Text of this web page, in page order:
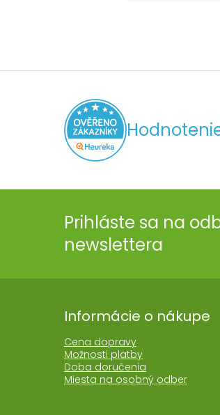
Prihláste sa na
newslettera
Informácie o nákupe
Cena dopravy
Možnosti platby
Doba doručenia
Miesta na osobný odber